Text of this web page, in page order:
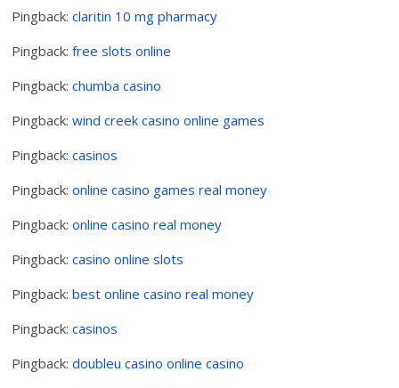
Pingback:claritin 10 mg pharmacy
Pingback:free slots online
Pingback:chumba casino
Pingback:wind creek casino online games
Pingback:casinos
Pingback:online casino games real money
Pingback:online casino real money
Pingback:casino online slots
Pingback:best online casino real money
Pingback:casinos
Pingback:doubleu casino online casino